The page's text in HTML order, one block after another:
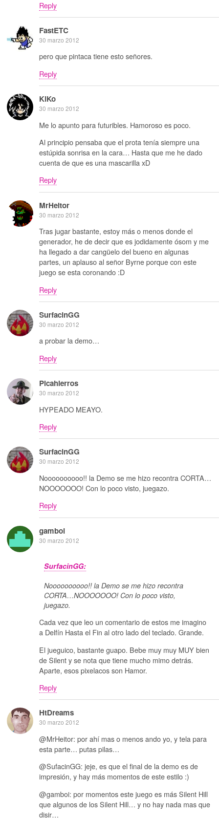
Reply
FastETC
30 marzo 2012
pero que pintaca tiene esto señores.
Reply
KiKo
30 marzo 2012
Me lo apunto para futuribles. Hamoroso es poco.
Al principio pensaba que el prota tenía siempre una
estúpida sonrisa en la cara… Hasta que me he dado
cuenta de que es una mascarilla xD
Reply
MrHeitor
30 marzo 2012
Tras jugar bastante, estoy más o menos donde el
generador, he de decir que es jodidamente ósom y me
ha llegado a dar cangüelo del bueno en algunas
partes, un aplauso al señor Byrne porque con este
juego se esta coronando :D
Reply
SurfacinGG
30 marzo 2012
a probar la demo…
Reply
Picahierros
30 marzo 2012
HYPEADO MEAYO.
Reply
SurfacinGG
30 marzo 2012
Noooooooooo!! la Demo se me hizo recontra CORTA…
NOOOOOOO! Con lo poco visto, juegazo.
Reply
gamboi
30 marzo 2012
SurfacinGG:
Noooooooooo!! la Demo se me hizo recontra
CORTA…NOOOOOOO! Con lo poco visto,
juegazo.
Cada vez que leo un comentario de estos me imagino
a Delfín Hasta el Fin al otro lado del teclado. Grande.
El jueguico, bastante guapo. Bebe muy muy MUY bien
de Silent y se nota que tiene mucho mimo detrás.
Aparte, esos pixelacos son Hamor.
Reply
HtDreams
30 marzo 2012
@MrHeitor: por ahí mas o menos ando yo, y tela para
esta parte… putas pilas…
@SufacinGG: jeje, es que el final de la demo es de
impresión, y hay más momentos de este estilo :)
@gamboi: por momentos este juego es más Silent Hill
que algunos de los Silent Hill… y no hay nada mas que
disir…